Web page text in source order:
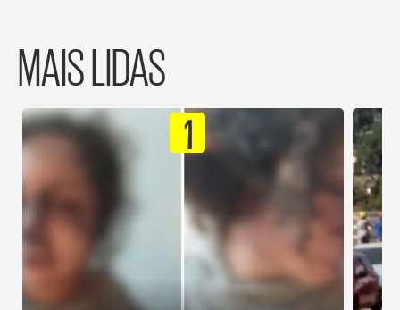
MAIS LIDAS
1